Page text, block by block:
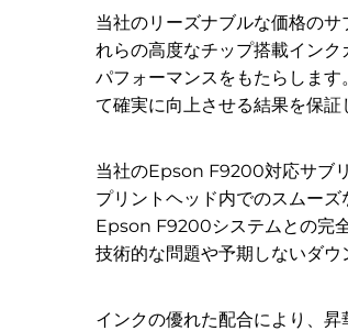
当社のリーズナブルな価格の
れらの高度なチップ搭載イン
パフォーマンスをもたらしま
て確実に向上させる結果を保証
当社のEpson F9200対応サブ
プリントヘッド内でのスムー
Epson F9200システムとの完
技術的な問題や予期しないダウ
インクの優れた配合により、